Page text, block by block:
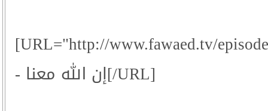
[URL="http://www.fawaed.tv/
- إن الله معنا[/URL]